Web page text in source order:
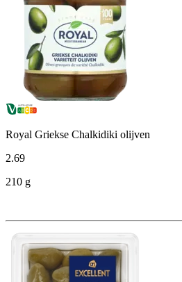
Royal Griekse Chalkidiki olijven
2.69
210 g